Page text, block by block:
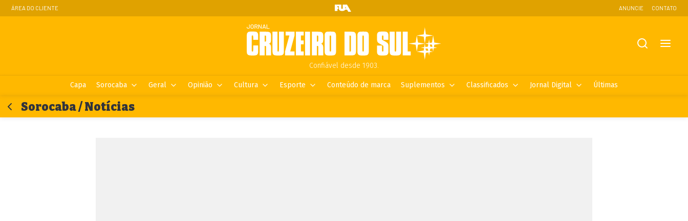
ÁREA DO CLIENTE ANUNCIE CONTATO
Confiável desde 1903.
Capa Sorocaba Geral Opinião Cultura Esporte Conteúdo de marca Suplementos Classificados Jornal Digital Últimas
Sorocaba / Notícias